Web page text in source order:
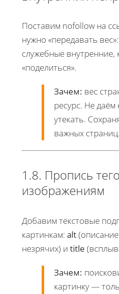
Поставим nofollow на
нужно «передавать
служебные внутренние,
«поделиться».
Зачем: вес
ресурс. Не
утекать.
важных страниц.
1.8. Пропись
изображениям
Добавим текстовые
картинкам: alt
незрячих) и title
Зачем:
картинку —